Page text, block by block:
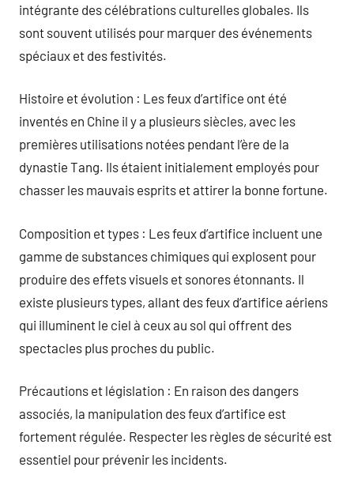
intégrante des célébrations culturelles globales. Ils
sont souvent utilisés pour marquer des événements
spéciaux et des festivités.
Histoire et évolution : Les feux d’artifice ont été
inventés en Chine il y a plusieurs siècles, avec les
premières utilisations notées pendant l’ère de la
dynastie Tang. Ils étaient initialement employés pour
chasser les mauvais esprits et attirer la bonne fortune.
Composition et types : Les feux d’artifice incluent une
gamme de substances chimiques qui explosent pour
produire des effets visuels et sonores étonnants. Il
existe plusieurs types, allant des feux d’artifice aériens
qui illuminent le ciel à ceux au sol qui offrent des
spectacles plus proches du public.
Précautions et législation : En raison des dangers
associés, la manipulation des feux d’artifice est
fortement régulée. Respecter les règles de sécurité est
essentiel pour prévenir les incidents.